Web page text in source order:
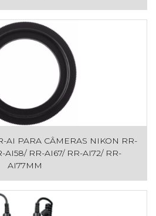
AI PARA CÂMERAS NIKON RR-
AI58/ RR-AI67/ RR-AI72/ RR-
AI77MM